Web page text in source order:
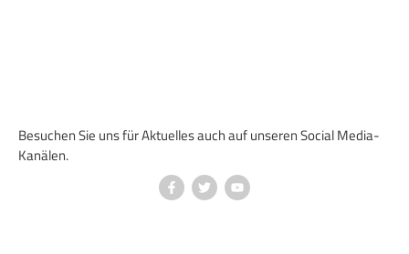
Besuchen Sie uns für Aktuelles auch auf unseren Social Media-
Kanälen.